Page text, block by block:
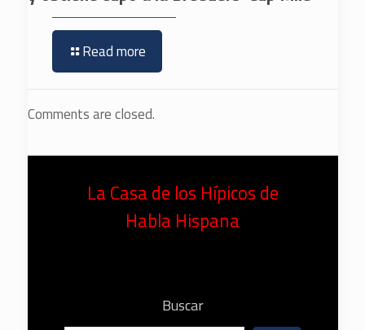
Read more
Comments are closed.
La Casa de los Hípicos de
Habla Hispana
Buscar